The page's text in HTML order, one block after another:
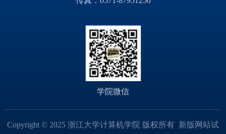
学院微信
Copyright © 2025 浙江大学计算机学院 版权所有 新版网站试